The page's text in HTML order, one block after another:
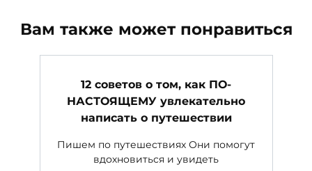
Вам также может понравиться
12 советов о том, как ПО-
НАСТОЯЩЕМУ увлекательно
написать о путешествии
Пишем по путешествиях Они помогут
вдохновиться и увидеть